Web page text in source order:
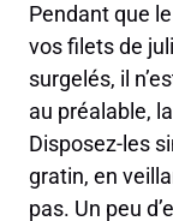
Pendant que
vos filets de
surgelés, il
au préalable,
Disposez-les
gratin, en
pas. Un peu